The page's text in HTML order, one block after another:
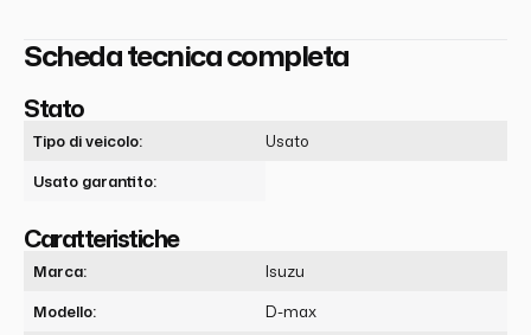
Scheda tecnica completa
Stato
Tipo di veicolo:
Usato
Usato garantito:
Caratteristiche
Marca:
Isuzu
Modello:
D-max